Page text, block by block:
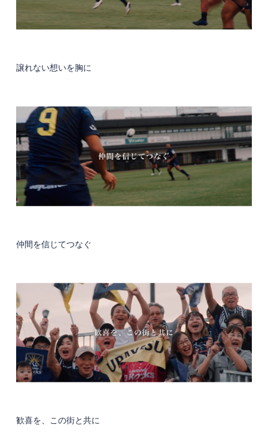
譲れない想いを胸に
仲間を信じてつなぐ
歓喜を、この街と共に